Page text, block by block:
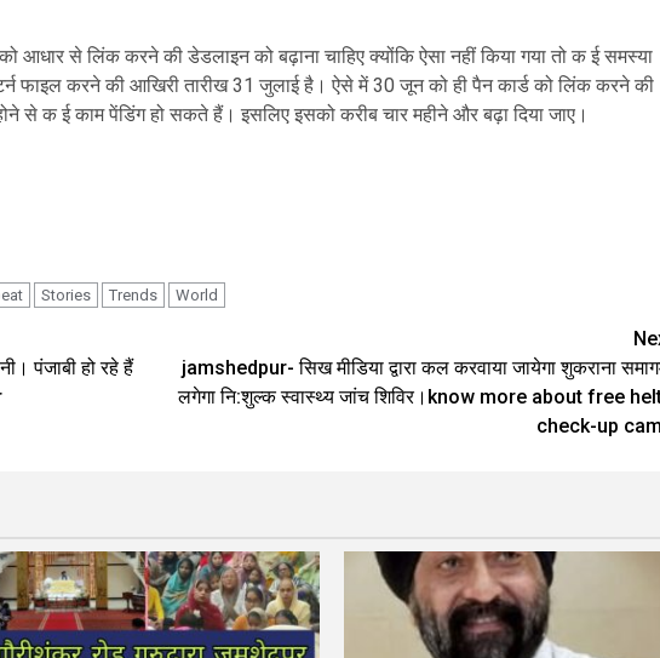
आधार से लिंक करने की डेडलाइन को बढ़ाना चाहिए क्योंकि ऐसा नहीं किया गया तो क ई समस्या
फाइल करने की आखिरी तारीख 31 जुलाई है। ऐसे में 30 जून को ही पैन कार्ड को लिंक करने की
से क ई काम पेंडिंग हो सकते हैं। इसलिए इसको करीब चार महीने और बढ़ा दिया जाए।
Stories Trends World
पंजाबी हो रहे हैं
jamshedpur- सिख मीडिया द्वारा कल करवाया जायेगा शुकराना
लगेगा नि:शुल्क स्वास्थ्य जांच शिविर।know more about free
check-up